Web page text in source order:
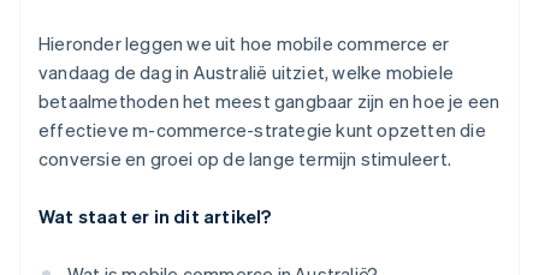
Hieronder leggen we uit hoe mobile commerce er
vandaag de dag in Australië uitziet, welke mobiele
betaalmethoden het meest gangbaar zijn en hoe je een
effectieve m-commerce-strategie kunt opzetten die
conversie en groei op de lange termijn stimuleert.
Wat staat er in dit artikel?